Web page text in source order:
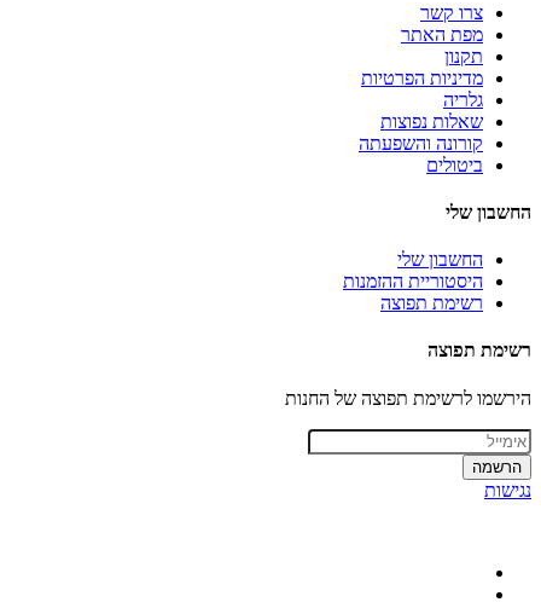
צרו קשר
מפת האתר
תקנון
מדיניות הפרטיות
גלריה
שאלות נפוצות
קורונה והשפעתה
ביטולים
החשבון שלי
החשבון שלי
היסטוריית ההזמנות
רשימת תפוצה
רשימת תפוצה
הירשמו לרשימת תפוצה של החנות
הרשמה
נגישות